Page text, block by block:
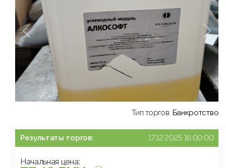
Тип торгов: Банкротство
Результаты торгов: 17.12.2025 16:00:00
Начальная цена: